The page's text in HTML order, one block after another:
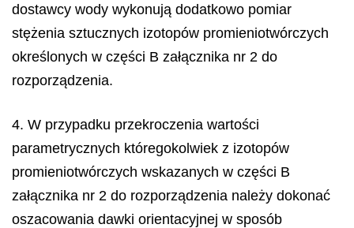
dostawcy wody wykonują dodatkowo pomiar
stężenia sztucznych izotopów promieniotwórczych
określonych w części B załącznika nr 2 do
rozporządzenia.
4. W przypadku przekroczenia wartości
parametrycznych któregokolwiek z izotopów
promieniotwórczych wskazanych w części B
załącznika nr 2 do rozporządzenia należy dokonać
oszacowania dawki orientacyjnej w sposób